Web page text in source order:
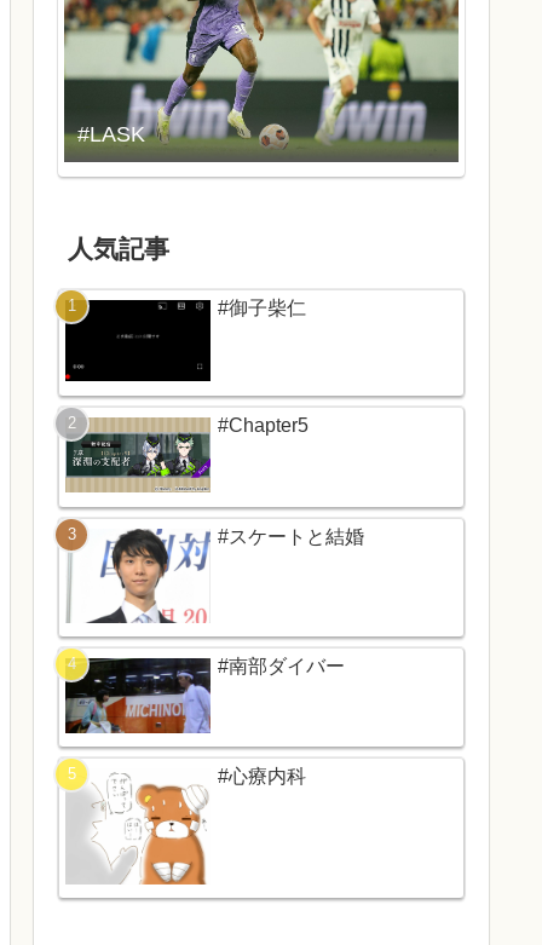
#LASK
人気記事
#御子柴仁
#Chapter5
#スケートと結婚
#南部ダイバー
#心療内科